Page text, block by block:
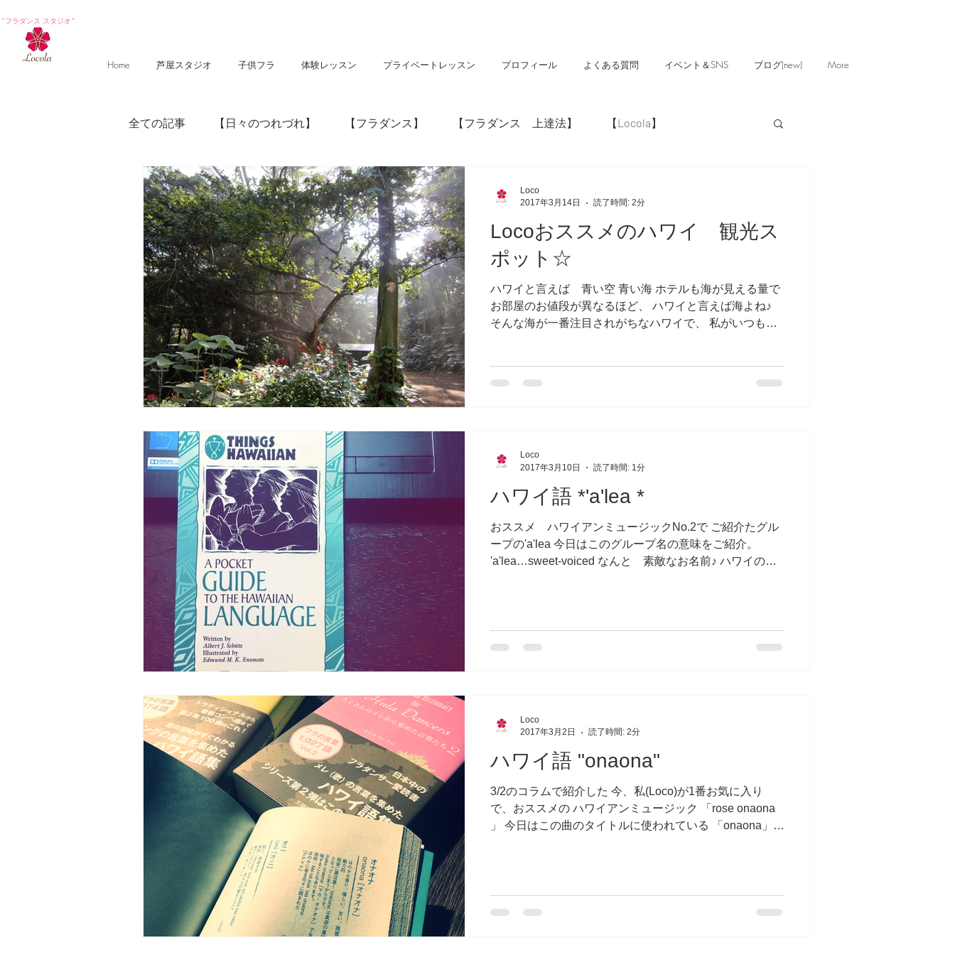
*フラダンス スタジオ*
Home 芦屋スタジオ 子供フラ 体験レッスン プライベートレッスン プロフィール よくある質問 イベント＆SNS ブログ(new) More
全ての記事 【日々のつれづれ】 【フラダンス】 【フラダンス 上達法】 【Locola】
【photography 】 【poem】 【神社・仏閣】 【Hawaii】
Locoおススメのハワイ 観光ス
ポット☆
ハワイと言えば 青い空 青い海 ホテルも海が見える量で
お部屋のお値段が異なるほど、 ハワイと言えば海よね♪
そんな海が一番注目されがちなハワイで、 私がいつも
Loco
2017年3月14日
読了時間: 2分
ハワイ語 *'a'lea *
おススメ ハワイアンミュージックNo.2で ご紹介たグル
ープの'a'lea 今日はこのグループ名の意味をご紹介。
'a'lea…sweet-voiced なんと 素敵なお名前♪ ハワイのミ
Loco
2017年3月10日
読了時間: 1分
ハワイ語 "onaona"
3/2のコラムで紹介した 今、私(Loco)が1番お気に入り
で、おススメの ハワイアンミュージック 「rose onaona
」 今日はこの曲のタイトルに使われている 「onaona」
Loco
2017年3月2日
読了時間: 2分